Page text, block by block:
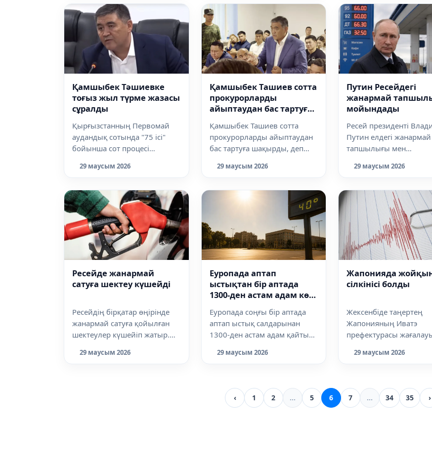
Қамшыбек Тәшиевке
тоғыз жыл түрме жазасы
сұралды
Қырғызстанның Первомай
аудандық сотында "75 ісі"
бойынша сот процесі
Айыпталушылардың
29 маусым 2026
Қамшыбек Ташиев сотта
прокурорларды
айыптаудан бас тартуға
Қамшыбек Ташиев сотта
прокурорларды айыптаудан
бас тартуға шақырды, деп
Бішкектің Бірі...
29 маусым 2026
Путин Ресейдегі
жанармай
мойындады
Ресей президенті
Путин елдегі жанармай
тапшылығы мен
сақталып отырға...
29 маусым 2026
Ресейде жанармай
сатуға шектеу күшейді
Ресейдің бірқатар өңірінде
жанармай сатуға қойылған
шектеулер күшейіп жатыр.
бекеттерінде...
29 маусым 2026
Еуропада аптап
ыстықтан бір аптада
1300-ден астам адам көз
Еуропада соңғы бір аптада
аптап ыстық салдарынан
1300-ден астам адам қайтыс
Дүниежүзілік ден...
29 маусым 2026
Жапонияда
сілкінісі болды
Жексенбіде таңертең
Жапонияның Иватэ
префектурасы
жер сілкінісі тіркелді....
29 маусым 2026
‹ 1 2 ... 5 6 7 ... 34 35 ›